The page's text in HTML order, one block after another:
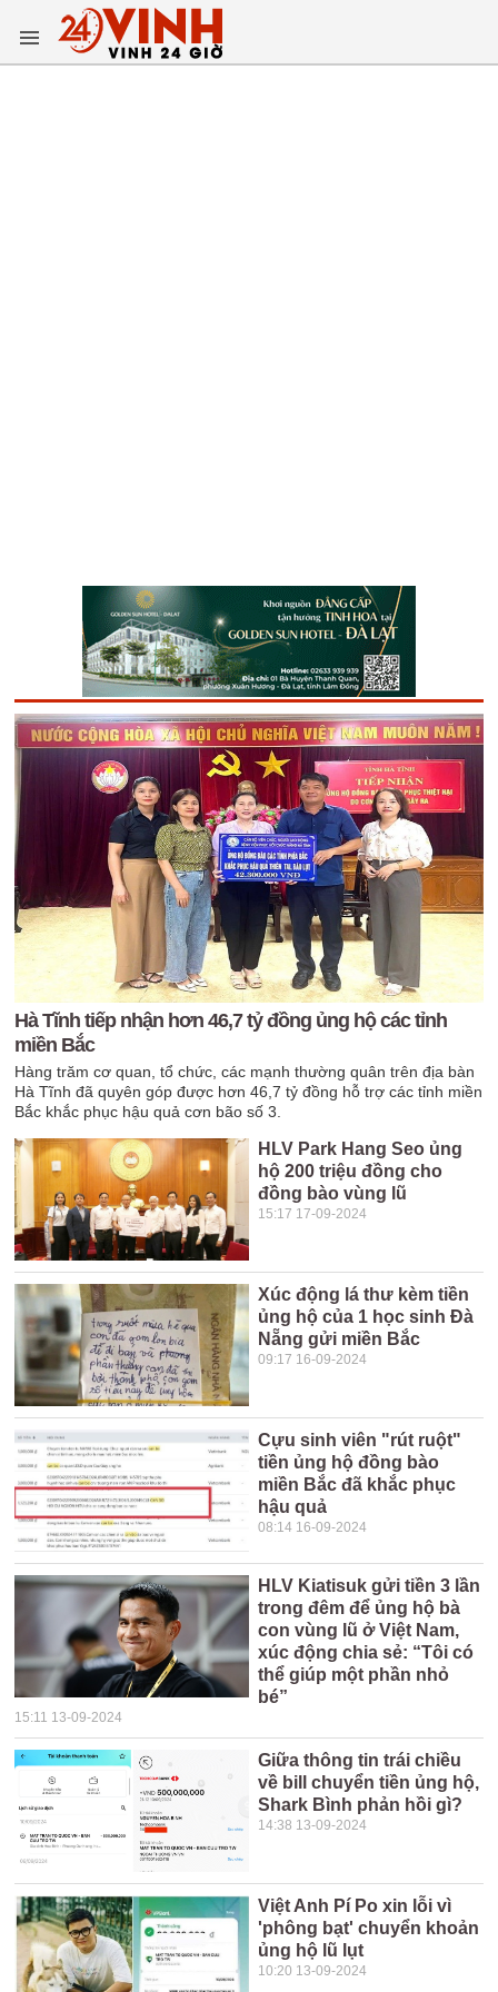
Hà Tĩnh tiếp nhận hơn 46,7 tỷ đồng ủng hộ các tỉnh
miền Bắc
Hàng trăm cơ quan, tổ chức, các mạnh thường quân trên địa bàn
Hà Tĩnh đã quyên góp được hơn 46,7 tỷ đồng hỗ trợ các tỉnh miền
Bắc khắc phục hậu quả cơn bão số 3.
HLV Park Hang Seo ủng
hộ 200 triệu đồng cho
đồng bào vùng lũ
15:17 17-09-2024
Xúc động lá thư kèm tiền
ủng hộ của 1 học sinh Đà
Nẵng gửi miền Bắc
09:17 16-09-2024
Cựu sinh viên "rút ruột"
tiền ủng hộ đồng bào
miền Bắc đã khắc phục
hậu quả
08:14 16-09-2024
HLV Kiatisuk gửi tiền 3 lần
trong đêm để ủng hộ bà
con vùng lũ ở Việt Nam,
xúc động chia sẻ: “Tôi có
thể giúp một phần nhỏ
bé”
15:11 13-09-2024
Giữa thông tin trái chiều
về bill chuyển tiền ủng hộ,
Shark Bình phản hồi gì?
14:38 13-09-2024
Việt Anh Pí Po xin lỗi vì
'phông bạt' chuyển khoản
ủng hộ lũ lụt
10:20 13-09-2024